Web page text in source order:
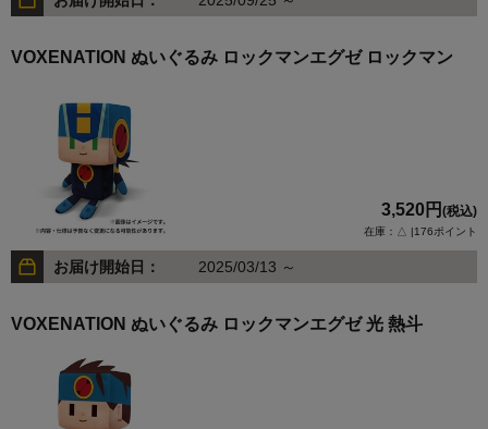
VOXENATION ぬいぐるみ ロックマンエグゼ ロックマン
3,520円 (税込)
在庫：△ |176ポイント
お届け開始日： 2025/03/13 ～
VOXENATION ぬいぐるみ ロックマンエグゼ 光 熱斗